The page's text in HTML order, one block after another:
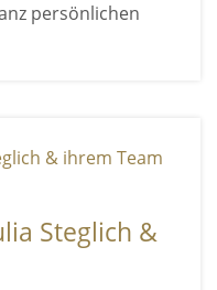
persönlichen
Steglich &